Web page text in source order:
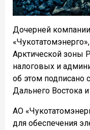
Дочерней
Арктической зоны
налоговых и
об этом подписано
Дальнего Востока
АО
для обеспечения